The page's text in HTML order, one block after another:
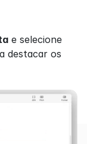
destacar os